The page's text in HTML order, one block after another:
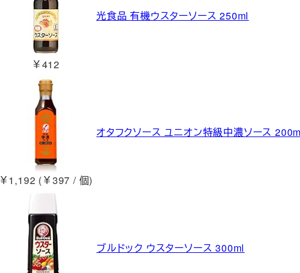
￥412
光食品 有機ウスターソース 250ml
￥1,192 (￥397 / 個)
オタフクソース ユニオン特級中濃ソース
ブルドック ウスターソース 300ml